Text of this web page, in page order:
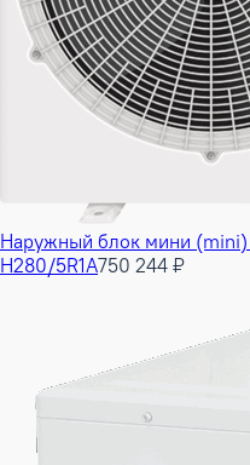
Наружный блок мини (mini)
H280/5R1A750 244 ₽